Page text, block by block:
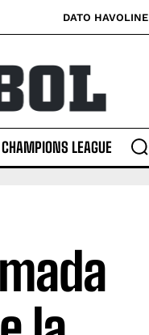
DATO HAVOLINE
LEAGUE